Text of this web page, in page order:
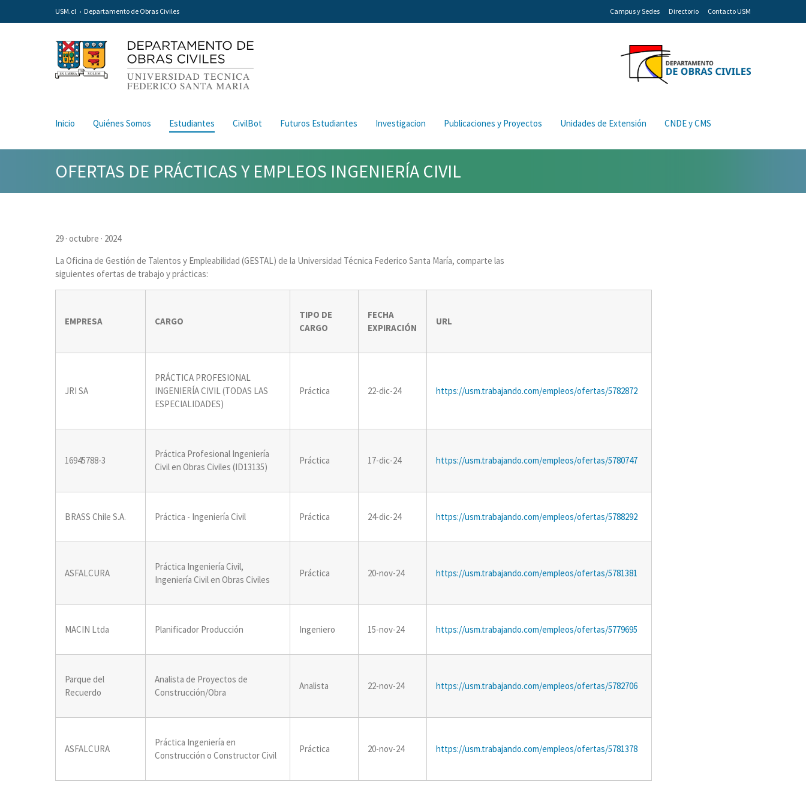
USM.cl Departamento de Obras Civiles Campus y Sedes Directorio Contacto USM
Inicio Quiénes Somos Estudiantes CivilBot Futuros Estudiantes Investigacion Publicaciones y Proyectos Unidades de Extensión CNDE y CMS
OFERTAS DE PRÁCTICAS Y EMPLEOS INGENIERÍA CIVIL
29 · octubre · 2024
La Oficina de Gestión de Talentos y Empleabilidad (GESTAL) de la Universidad Técnica Federico Santa María, comparte las
siguientes ofertas de trabajo y prácticas:
EMPRESA CARGO
TIPO DE
CARGO
FECHA
EXPIRACIÓN
URL
JRI SA
PRÁCTICA PROFESIONAL
INGENIERÍA CIVIL (TODAS LAS
ESPECIALIDADES)
Práctica 22-dic-24 https://usm.trabajando.com/empleos/ofertas/5782872
16945788-3
Práctica Profesional Ingeniería
Civil en Obras Civiles (ID13135)
Práctica 17-dic-24 https://usm.trabajando.com/empleos/ofertas/5780747
BRASS Chile S.A. Práctica - Ingeniería Civil Práctica 24-dic-24 https://usm.trabajando.com/empleos/ofertas/5788292
ASFALCURA
Práctica Ingeniería Civil,
Ingeniería Civil en Obras Civiles
Práctica 20-nov-24 https://usm.trabajando.com/empleos/ofertas/5781381
MACIN Ltda Planificador Producción Ingeniero 15-nov-24 https://usm.trabajando.com/empleos/ofertas/5779695
Parque del
Recuerdo
Analista de Proyectos de
Construcción/Obra
Analista 22-nov-24 https://usm.trabajando.com/empleos/ofertas/5782706
ASFALCURA
Práctica Ingeniería en
Construcción o Constructor Civil
Práctica 20-nov-24 https://usm.trabajando.com/empleos/ofertas/5781378